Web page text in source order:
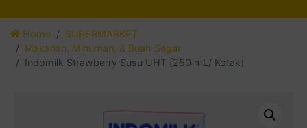
Home
SUPERMARKET
Makanan, Minuman, & Buah Segar
Indomilk Strawberry Susu UHT [250 mL/ Kotak]